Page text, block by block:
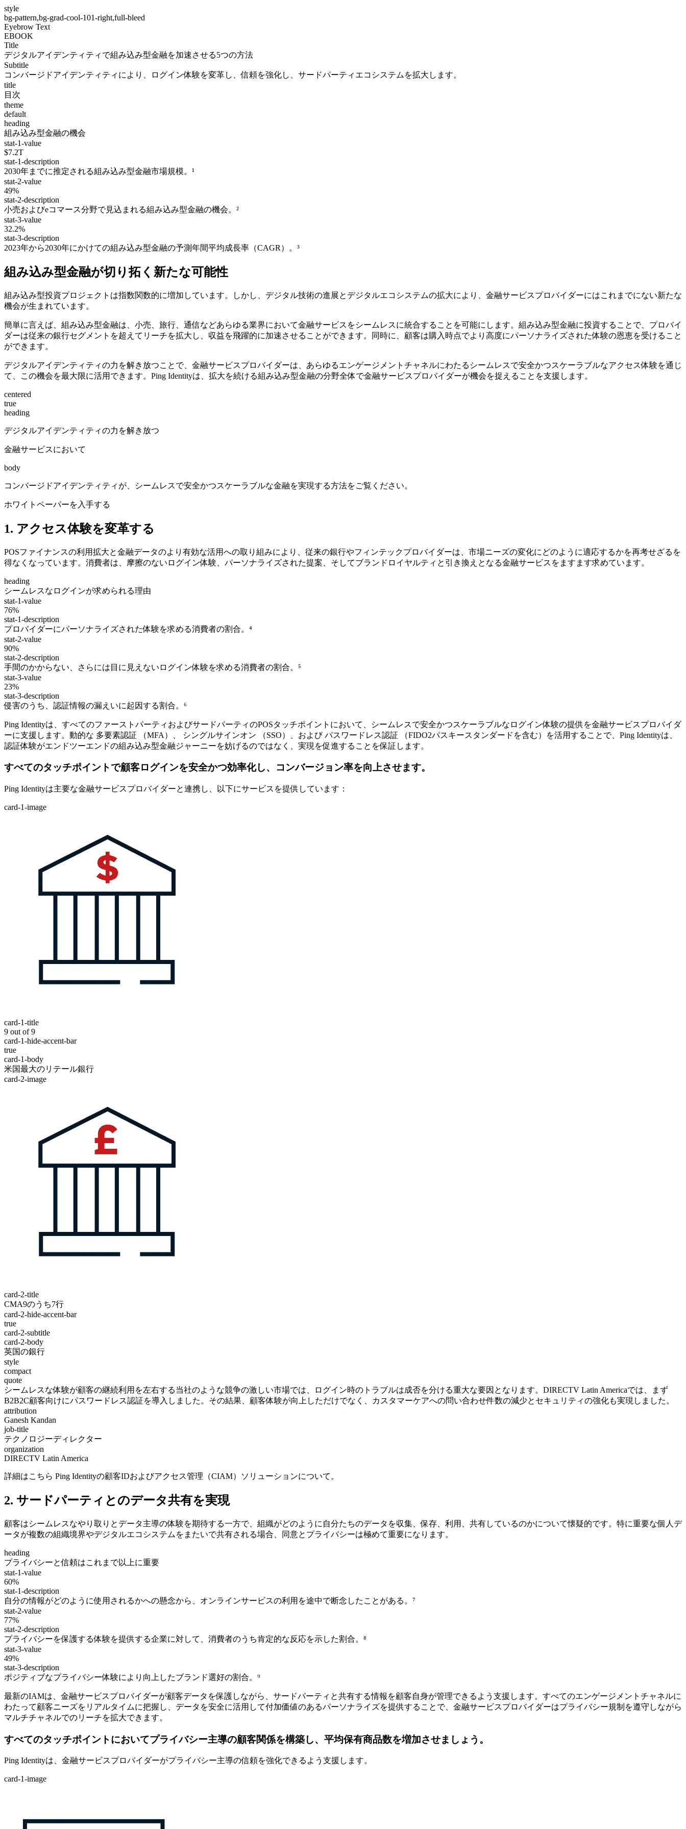
style
bg-pattern,bg-grad-cool-101-right,full-bleed
Eyebrow Text
EBOOK
Title
デジタルアイデンティティで組み込み型金融を加速させる5つの方法
Subtitle
コンバージドアイデンティティにより、ログイン体験を変革し、信頼を強化し、サードパーティエコシステムを拡大します。
title
目次
theme
default
heading
組み込み型金融の機会
stat-1-value
$7.2T
stat-1-description
2030年までに推定される組み込み型金融市場規模。¹
stat-2-value
49%
stat-2-description
小売およびeコマース分野で見込まれる組み込み型金融の機会。²
stat-3-value
32.2%
stat-3-description
2023年から2030年にかけての組み込み型金融の予測年間平均成長率（CAGR）。³
組み込み型金融が切り拓く新たな可能性
組み込み型投資プロジェクトは指数関数的に増加しています。しかし、デジタル技術の進展とデジタルエコシステムの拡大により、金融サービスプロバイダーにはこれまでにない新たな
機会が生まれています。
簡単に言えば、組み込み型金融は、小売、旅行、通信などあらゆる業界において金融サービスをシームレスに統合することを可能にします。組み込み型金融に投資することで、プロバイ
ダーは従来の銀行セグメントを超えてリーチを拡大し、収益を飛躍的に加速させることができます。同時に、顧客は購入時点でより高度にパーソナライズされた体験の恩恵を受けること
ができます。
デジタルアイデンティティの力を解き放つことで、金融サービスプロバイダーは、あらゆるエンゲージメントチャネルにわたるシームレスで安全かつスケーラブルなアクセス体験を通じ
て、この機会を最大限に活用できます。Ping Identityは、拡大を続ける組み込み型金融の分野全体で金融サービスプロバイダーが機会を捉えることを支援します。
centered
true
heading
デジタルアイデンティティの力を解き放つ
金融サービスにおいて
body
コンバージドアイデンティティが、シームレスで安全かつスケーラブルな金融を実現する方法をご覧ください。
ホワイトペーパーを入手する
1. アクセス体験を変革する
POSファイナンスの利用拡大と金融データのより有効な活用への取り組みにより、従来の銀行やフィンテックプロバイダーは、市場ニーズの変化にどのように適応するかを再考せざるを
得なくなっています。消費者は、摩擦のないログイン体験、パーソナライズされた提案、そしてブランドロイヤルティと引き換えとなる金融サービスをますます求めています。
heading
シームレスなログインが求められる理由
stat-1-value
76%
stat-1-description
プロバイダーにパーソナライズされた体験を求める消費者の割合。⁴
stat-2-value
90%
stat-2-description
手間のかからない、さらには目に見えないログイン体験を求める消費者の割合。⁵
stat-3-value
23%
stat-3-description
侵害のうち、認証情報の漏えいに起因する割合。⁶
Ping Identityは、すべてのファーストパーティおよびサードパーティのPOSタッチポイントにおいて、シームレスで安全かつスケーラブルなログイン体験の提供を金融サービスプロバイダ
ーに支援します。動的な 多要素認証 （MFA）、 シングルサインオン （SSO）、および パスワードレス認証 （FIDO2パスキースタンダードを含む）を活用することで、Ping Identityは、
認証体験がエンドツーエンドの組み込み型金融ジャーニーを妨げるのではなく、実現を促進することを保証します。
すべてのタッチポイントで顧客ログインを安全かつ効率化し、コンバージョン率を向上させます。
Ping Identityは主要な金融サービスプロバイダーと連携し、以下にサービスを提供しています：
card-1-image
card-1-title
9 out of 9
card-1-hide-accent-bar
true
card-1-body
米国最大のリテール銀行
card-2-image
card-2-title
CMA9のうち7行
card-2-hide-accent-bar
true
card-2-subtitle
card-2-body
英国の銀行
style
compact
quote
シームレスな体験が顧客の継続利用を左右する当社のような競争の激しい市場では、ログイン時のトラブルは成否を分ける重大な要因となります。DIRECTV Latin Americaでは、まず
B2B2C顧客向けにパスワードレス認証を導入しました。その結果、顧客体験が向上しただけでなく、カスタマーケアへの問い合わせ件数の減少とセキュリティの強化も実現しました。
attribution
Ganesh Kandan
job-title
テクノロジーディレクター
organization
DIRECTV Latin America
詳細はこちら Ping Identityの顧客IDおよびアクセス管理（CIAM）ソリューションについて。
2. サードパーティとのデータ共有を実現
顧客はシームレスなやり取りとデータ主導の体験を期待する一方で、組織がどのように自分たちのデータを収集、保存、利用、共有しているのかについて懐疑的です。特に重要な個人デ
ータが複数の組織境界やデジタルエコシステムをまたいで共有される場合、同意とプライバシーは極めて重要になります。
heading
プライバシーと信頼はこれまで以上に重要
stat-1-value
60%
stat-1-description
自分の情報がどのように使用されるかへの懸念から、オンラインサービスの利用を途中で断念したことがある。⁷
stat-2-value
77%
stat-2-description
プライバシーを保護する体験を提供する企業に対して、消費者のうち肯定的な反応を示した割合。⁸
stat-3-value
49%
stat-3-description
ポジティブなプライバシー体験により向上したブランド選好の割合。⁹
最新のIAMは、金融サービスプロバイダーが顧客データを保護しながら、サードパーティと共有する情報を顧客自身が管理できるよう支援します。すべてのエンゲージメントチャネルに
わたって顧客ニーズをリアルタイムに把握し、データを安全に活用して付加価値のあるパーソナライズを提供することで、金融サービスプロバイダーはプライバシー規制を遵守しながら
マルチチャネルでのリーチを拡大できます。
すべてのタッチポイントにおいてプライバシー主導の顧客関係を構築し、平均保有商品数を増加させましょう。
Ping Identityは、金融サービスプロバイダーがプライバシー主導の信頼を強化できるよう支援します。
card-1-image